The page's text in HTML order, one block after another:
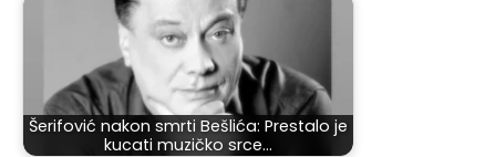
Šerifović nakon smrti Bešlića: Prestalo je
kucati muzičko srce…